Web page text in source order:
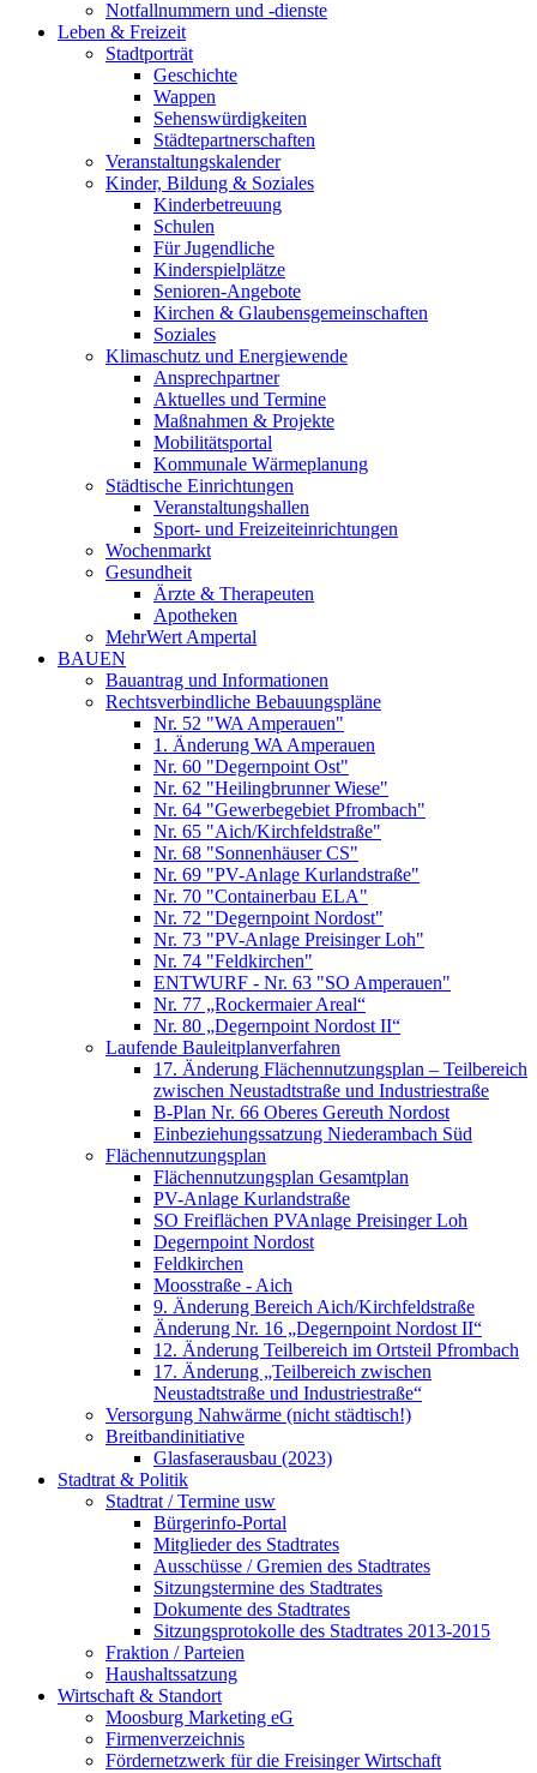
Notfallnummern und -dienste
Leben & Freizeit
Stadtporträt
Geschichte
Wappen
Sehenswürdigkeiten
Städtepartnerschaften
Veranstaltungskalender
Kinder, Bildung & Soziales
Kinderbetreuung
Schulen
Für Jugendliche
Kinderspielplätze
Senioren-Angebote
Kirchen & Glaubensgemeinschaften
Soziales
Klimaschutz und Energiewende
Ansprechpartner
Aktuelles und Termine
Maßnahmen & Projekte
Mobilitätsportal
Kommunale Wärmeplanung
Städtische Einrichtungen
Veranstaltungshallen
Sport- und Freizeiteinrichtungen
Wochenmarkt
Gesundheit
Ärzte & Therapeuten
Apotheken
MehrWert Ampertal
BAUEN
Bauantrag und Informationen
Rechtsverbindliche Bebauungspläne
Nr. 52 "WA Amperauen"
1. Änderung WA Amperauen
Nr. 60 "Degernpoint Ost"
Nr. 62 "Heilingbrunner Wiese"
Nr. 64 "Gewerbegebiet Pfrombach"
Nr. 65 "Aich/Kirchfeldstraße"
Nr. 68 "Sonnenhäuser CS"
Nr. 69 "PV-Anlage Kurlandstraße"
Nr. 70 "Containerbau ELA"
Nr. 72 "Degernpoint Nordost"
Nr. 73 "PV-Anlage Preisinger Loh"
Nr. 74 "Feldkirchen"
ENTWURF - Nr. 63 "SO Amperauen"
Nr. 77 „Rockermaier Areal“
Nr. 80 „Degernpoint Nordost II“
Laufende Bauleitplanverfahren
17. Änderung Flächennutzungsplan – Teilbereich
zwischen Neustadtstraße und Industriestraße
B-Plan Nr. 66 Oberes Gereuth Nordost
Einbeziehungssatzung Niederambach Süd
Flächennutzungsplan
Flächennutzungsplan Gesamtplan
PV-Anlage Kurlandstraße
SO Freiflächen PV­Anlage Preisinger Loh
Degernpoint Nordost
Feldkirchen
Moosstraße - Aich
9. Änderung Bereich Aich/Kirchfeldstraße
Änderung Nr. 16 „Degernpoint Nordost II“
12. Änderung Teilbereich im Ortsteil Pfrombach
17. Änderung „Teilbereich zwischen
Neustadtstraße und Industriestraße“
Versorgung Nahwärme (nicht städtisch!)
Breitbandinitiative
Glasfaserausbau (2023)
Stadtrat & Politik
Stadtrat / Termine usw
Bürgerinfo-Portal
Mitglieder des Stadtrates
Ausschüsse / Gremien des Stadtrates
Sitzungstermine des Stadtrates
Dokumente des Stadtrates
Sitzungsprotokolle des Stadtrates 2013-2015
Fraktion / Parteien
Haushaltssatzung
Wirtschaft & Standort
Moosburg Marketing eG
Firmenverzeichnis
Fördernetzwerk für die Freisinger Wirtschaft